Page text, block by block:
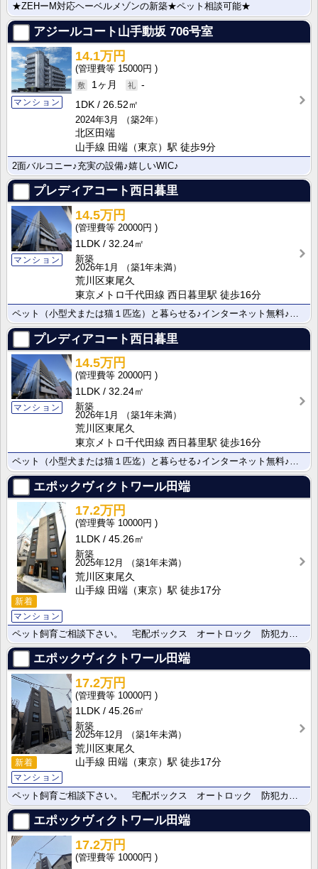
★ZEHーM対応ヘーベルメゾンの新築★ペット相談可能★
アジールコート山手動坂 706号室
マンション
14.1万円
15000円
1ヶ月
-
1DK
26.52㎡
2024年3月
（築2年）
北区田端
山手線 田端（東京）駅 徒歩9分
2面バルコニー♪充実の設備♪嬉しいWIC♪
プレディアコート西日暮里
マンション
14.5万円
20000円
1LDK
32.24㎡
新築
2026年1月
（築1年未満）
荒川区東尾久
東京メトロ千代田線 西日暮里駅 徒歩16分
プレディアコート西日暮里
マンション
14.5万円
20000円
1LDK
32.24㎡
新築
2026年1月
（築1年未満）
荒川区東尾久
東京メトロ千代田線 西日暮里駅 徒歩16分
エポックヴィクトワール田端
新着
マンション
17.2万円
10000円
1LDK
45.26㎡
新築
2025年12月
（築1年未満）
荒川区東尾久
山手線 田端（東京）駅 徒歩17分
ペット飼育ご相談下さい。 宅配ボックス オートロック 防犯カメラ
エポックヴィクトワール田端
新着
マンション
17.2万円
10000円
1LDK
45.26㎡
新築
2025年12月
（築1年未満）
荒川区東尾久
山手線 田端（東京）駅 徒歩17分
ペット飼育ご相談下さい。 宅配ボックス オートロック 防犯カメラ
エポックヴィクトワール田端
17.2万円
10000円